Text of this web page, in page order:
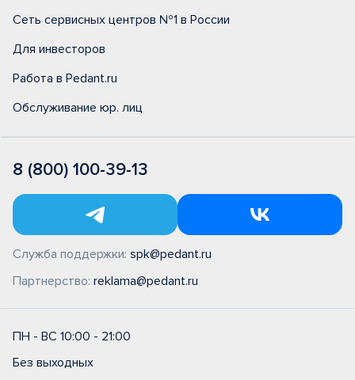
Сеть сервисных центров №1 в России
Для инвесторов
Работа в Pedant.ru
Обслуживание юр. лиц
8 (800) 100-39-13
Служба поддержки: spk@pedant.ru
Партнерство: reklama@pedant.ru
ПН - ВС 10:00 - 21:00
Без выходных